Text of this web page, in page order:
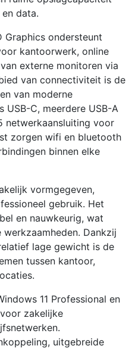
data.
Graphics ondersteunt
kantoorwerk, online
externe monitoren via
van connectiviteit is de
van moderne
USB-C, meerdere USB-A
netwerkaansluiting voor
zorgen wifi en bluetooth
binnen elke
vormgegeven,
gebruik. Het
en nauwkeurig, wat
Dankzij
lage gewicht is de
tussen kantoor,
11 Professional en
zakelijke
uitgebreide